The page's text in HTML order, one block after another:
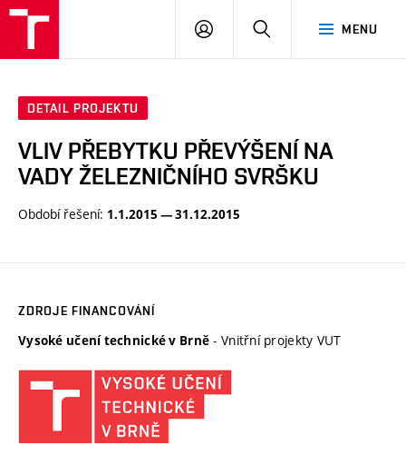
MENU
PŘIHLÁSIT
DETAIL PROJEKTU
VLIV PŘEBYTKU PŘEVÝŠENÍ NA
VADY ŽELEZNIČNÍHO SVRŠKU
Období řešení: 1.1.2015 — 31.12.2015
ZDROJE FINANCOVÁNÍ
Vysoké učení technické v Brně - Vnitřní projekty VUT